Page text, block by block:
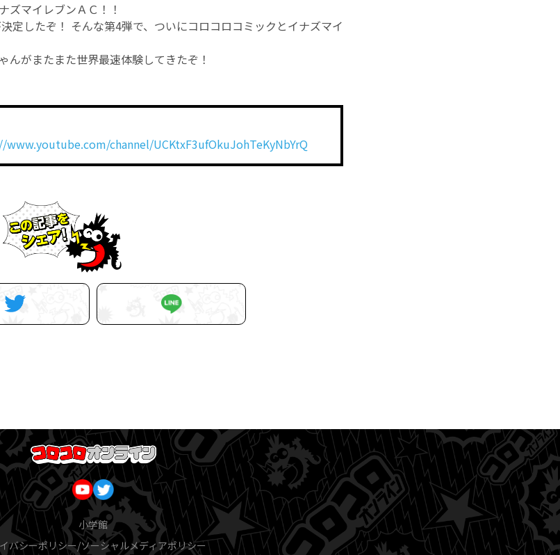
ズマイレブンＡＣ！！
定したぞ！ そんな第4弾で、ついにコロコロコミックとイナズマイ
んがまたまた世界最速体験してきたぞ！
www.youtube.com/channel/UCKtxF3ufOkuJohTeKyNbYrQ
小学館
バシーポリシー/ソーシャルメディアポリシー